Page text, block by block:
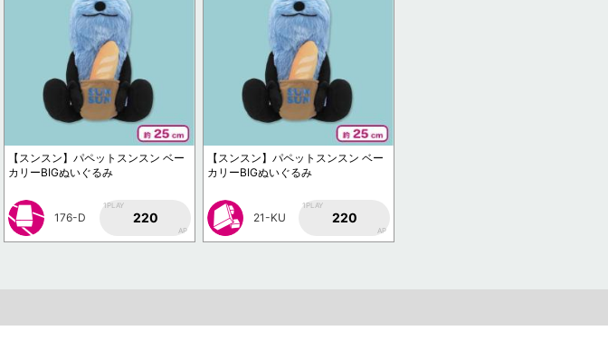
【スンスン】パペットスンスン ベー
カリーBIGぬいぐるみ
176-D
1PLAY
220
AP
【スンスン】パペットスンスン ベー
カリーBIGぬいぐるみ
21-KU
1PLAY
220
AP